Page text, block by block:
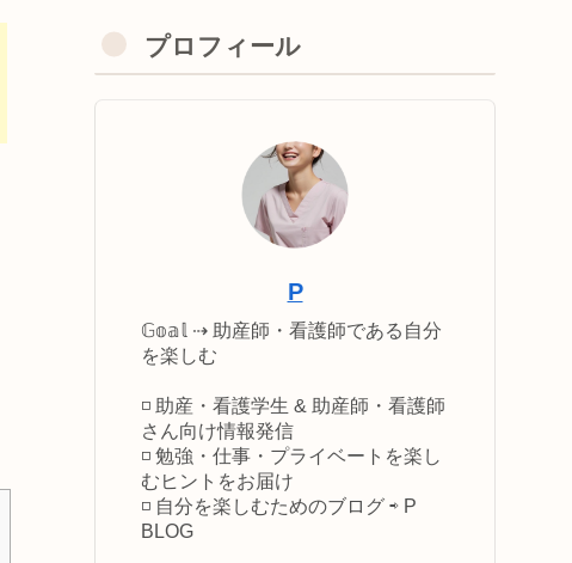
プロフィール
P
𝔾𝕠𝕒𝕝 ⇢ 助産師・看護師である自分
を楽しむ
◽️ 助産・看護学生 & 助産師・看護師
さん向け情報発信
◽️ 勉強・仕事・プライベートを楽し
むヒントをお届け
◽️ 自分を楽しむためのブログ ⇨ P
BLOG